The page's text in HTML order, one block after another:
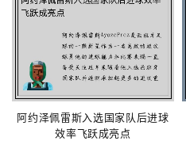
阿约泽佩雷斯入选国家队后进球
效率飞跃成亮点